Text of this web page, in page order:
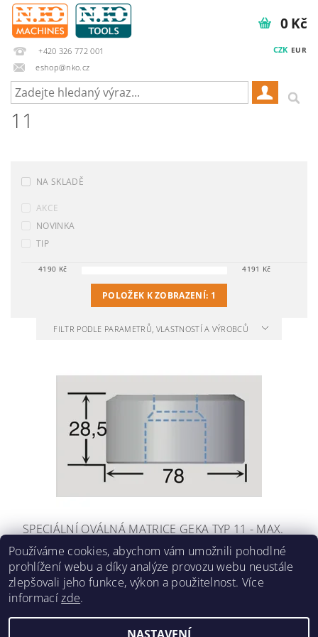
+420 326 772 001
eshop@nko.cz
CZK EUR
0 Kč
11
NA SKLADĚ
AKCE
NOVINKA
TIP
4190 Kč 4191 Kč
POLOŽEK K ZOBRAZENÍ: 1
FILTR PODLE PARAMETRŮ, VLASTNOSTÍ A VÝROBCŮ
SPECIÁLNÍ OVÁLNÁ MATRICE GEKA TYP 11 - MAX.
DÉLKA 50MM
5 069,90 Kč včetně DPH
4 190 Kč/ ks
Používáme cookies, abychom vám umožnili pohodlné
prohlížení webu a díky analýze provozu webu neustále
zlepšovali jeho funkce, výkon a použitelnost. Více
informacízde.